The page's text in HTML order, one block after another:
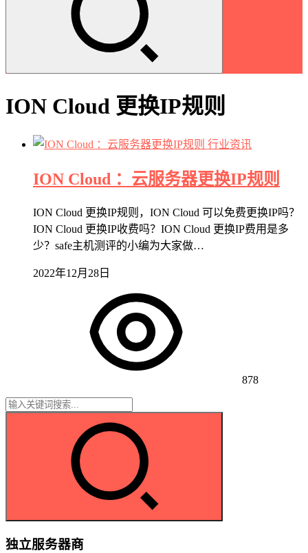
ION Cloud 更换IP规则
行业资讯
ION Cloud ：云服务器更换IP规则
ION Cloud 更换IP规则，ION Cloud 可以免费更换IP吗？
ION Cloud 更换IP收费吗？ION Cloud 更换IP费用是多
少？safe主机测评的小编为大家做…
2022年12月28日
878
独立服务器商